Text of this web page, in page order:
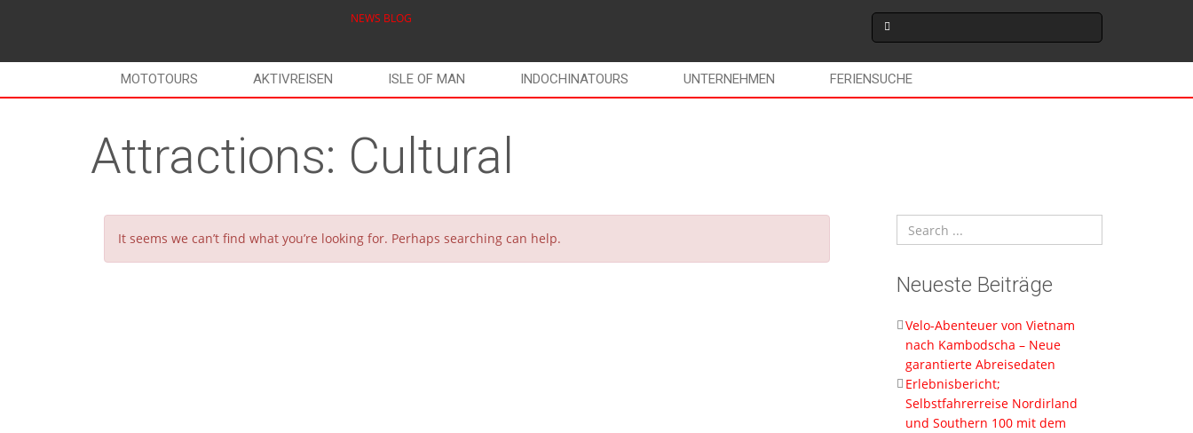
NEWS BLOG
MOTOTOURS AKTIVREISEN ISLE OF MAN INDOCHINATOURS UNTERNEHMEN FERIENSUCHE
Attractions: Cultural
It seems we can’t find what you’re looking for. Perhaps searching can help.
Neueste Beiträge
Velo-Abenteuer von Vietnam
nach Kambodscha – Neue
garantierte Abreisedaten
Erlebnisbericht;
Selbstfahrerreise Nordirland
und Southern 100 mit dem